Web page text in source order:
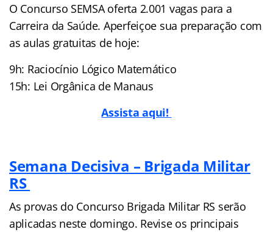
O Concurso SEMSA oferta 2.001 vagas para a
Carreira da Saúde. Aperfeiçoe sua preparação com
as aulas gratuitas de hoje:
9h: Raciocínio Lógico Matemático
15h: Lei Orgânica de Manaus
Assista aqui!
Semana Decisiva – Brigada Militar
RS
As provas do Concurso Brigada Militar RS serão
aplicadas neste domingo. Revise os principais